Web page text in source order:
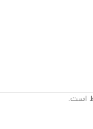
است.